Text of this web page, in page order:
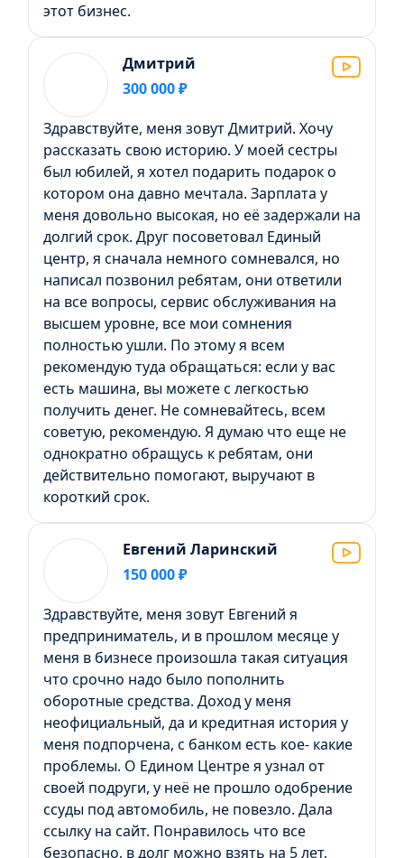
этот бизнес.
Дмитрий
300 000 ₽
Здравствуйте, меня зовут Дмитрий. Хочу
рассказать свою историю. У моей сестры
был юбилей, я хотел подарить подарок о
котором она давно мечтала. Зарплата у
меня довольно высокая, но её задержали на
долгий срок. Друг посоветовал Единый
центр, я сначала немного сомневался, но
написал позвонил ребятам, они ответили
на все вопросы, сервис обслуживания на
высшем уровне, все мои сомнения
полностью ушли. По этому я всем
рекомендую туда обращаться: если у вас
есть машина, вы можете с легкостью
получить денег. Не сомневайтесь, всем
советую, рекомендую. Я думаю что еще не
однократно обращусь к ребятам, они
действительно помогают, выручают в
короткий срок.
Евгений Ларинский
150 000 ₽
Здравствуйте, меня зовут Евгений я
предприниматель, и в прошлом месяце у
меня в бизнесе произошла такая ситуация
что срочно надо было пополнить
оборотные средства. Доход у меня
неофициальный, да и кредитная история у
меня подпорчена, с банком есть кое- какие
проблемы. О Едином Центре я узнал от
своей подруги, у неё не прошло одобрение
ссуды под автомобиль, не повезло. Дала
ссылку на сайт. Понравилось что все
безопасно, в долг можно взять на 5 лет,